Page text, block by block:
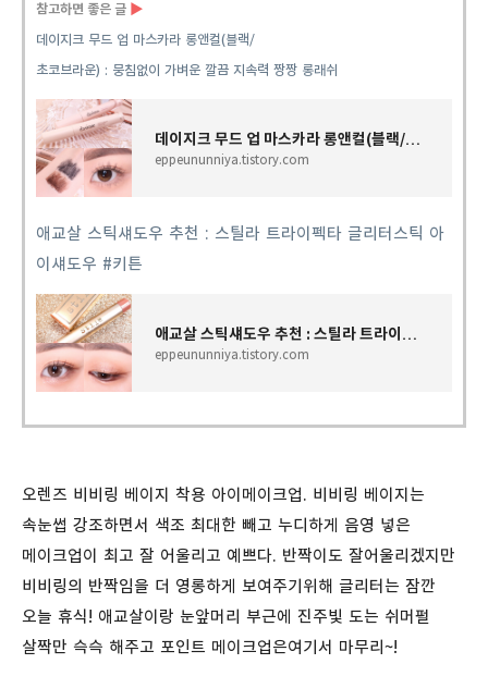
참고하면 좋은 글 ▶
데이지크 무드 업 마스카라 롱앤컬(블랙/
초코브라운) : 뭉침없이 가벼운 깔끔 지속력 짱짱 롱래쉬
데이지크 무드 업 마스카라 롱앤컬(블랙/초코브라운) : 뭉침없이 가벼운 깔끔 지속력 짱짱 롱래
eppeununniya.tistory.com
애교살 스틱섀도우 추천 : 스틸라 트라이펙타 글리터스틱 아
이섀도우 #키튼
애교살 스틱섀도우 추천 : 스틸라 트라이펙타 글리터스틱 아이섀도우 #키튼
eppeununniya.tistory.com
오렌즈 비비링 베이지 착용 아이메이크업. 비비링 베이지는
속눈썹 강조하면서 색조 최대한 빼고 누디하게 음영 넣은
메이크업이 최고 잘 어울리고 예쁘다. 반짝이도 잘어울리겠지만
비비링의 반짝임을 더 영롱하게 보여주기위해 글리터는 잠깐
오늘 휴식! 애교살이랑 눈앞머리 부근에 진주빛 도는 쉬머펄
살짝만 슥슥 해주고 포인트 메이크업은여기서 마무리~!